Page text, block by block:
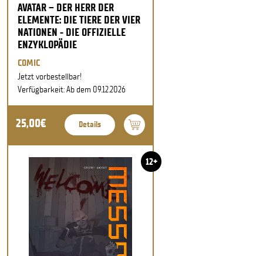
AVATAR – DER HERR DER
ELEMENTE: DIE TIERE DER VIER
NATIONEN - DIE OFFIZIELLE
ENZYKLOPÄDIE
COMIC
Jetzt vorbestellbar!
Verfügbarkeit: Ab dem 09.12.2026
25,00€ Details
12+